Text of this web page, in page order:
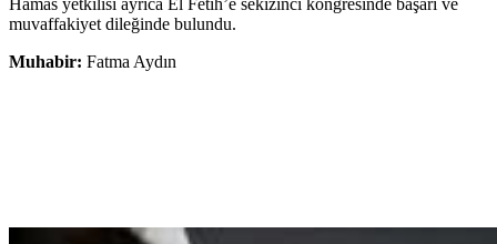
Hamas yetkilisi ayrıca El Fetih’e sekizinci kongresinde başarı ve
muvaffakiyet dileğinde bulundu.
Muhabir: Fatma Aydın